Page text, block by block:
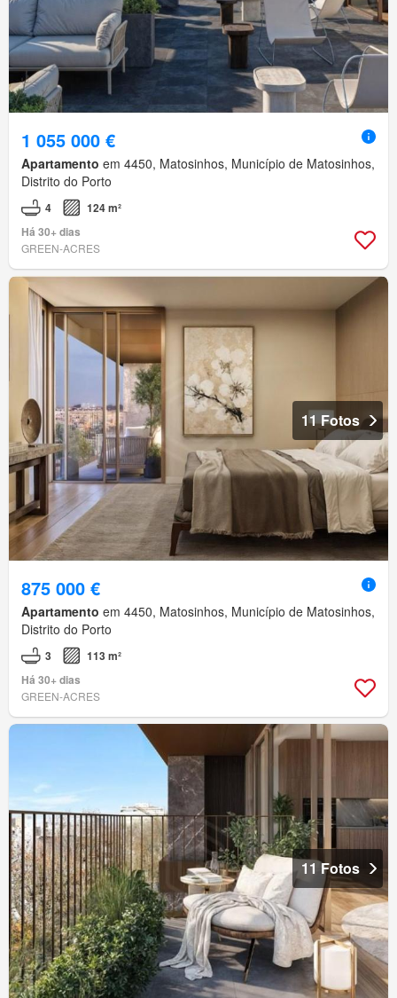
1 055 000 €
Apartamento em 4450, Matosinhos, Município de Matosinhos,
Distrito do Porto
4
124 m²
Há 30+ dias
GREEN-ACRES
11 Fotos
875 000 €
Apartamento em 4450, Matosinhos, Município de Matosinhos,
Distrito do Porto
3
113 m²
Há 30+ dias
GREEN-ACRES
11 Fotos